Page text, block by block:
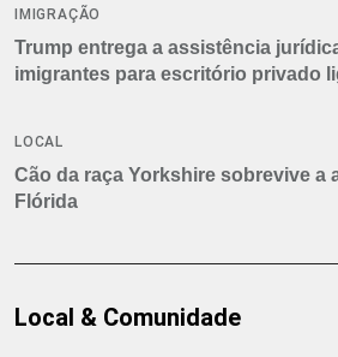
IMIGRAÇÃO
Trump entrega a assistência
imigrantes para escritório privado
LOCAL
Cão da raça Yorkshire sobrevive a
Flórida
Local & Comunidade